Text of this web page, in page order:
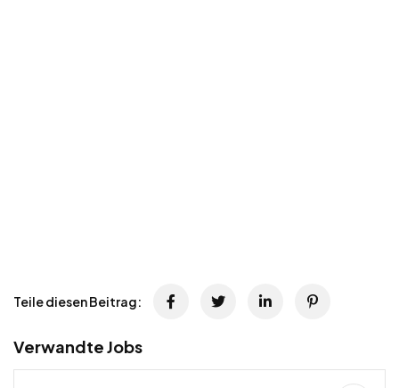
Teile diesen Beitrag:
Verwandte Jobs